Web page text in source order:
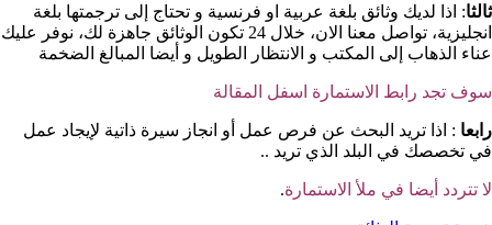
ثالثا: اذا لديك وثائق بلغة عربية او فرنسية و تحتاج إلى ترجمتها بلغة
انجليزية، تواصل معنا الان، خلال 24 تكون الوثائق جاهزة لك، نوفر عليك
عناء الذهاب إلى المكتب و الانتظار الطويل و أيضا المبالغ الضخمة
سوف تجد رابط الاستمارة اسفل المقالة
رابعا : اذا تريد البحث عن فرص عمل أو انجاز سيرة ذاتية لإيجاد عمل
في تخصصك في البلد الذي تريد ..
لا تتردد أيضا في ملأ الاستمارة.